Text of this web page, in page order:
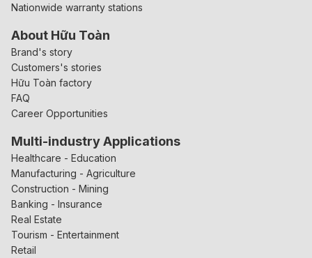
Nationwide warranty stations
About Hữu Toàn
Brand's story
Customers's stories
Hữu Toàn factory
FAQ
Career Opportunities
Multi-industry Applications
Healthcare - Education
Manufacturing - Agriculture
Construction - Mining
Banking - Insurance
Real Estate
Tourism - Entertainment
Retail